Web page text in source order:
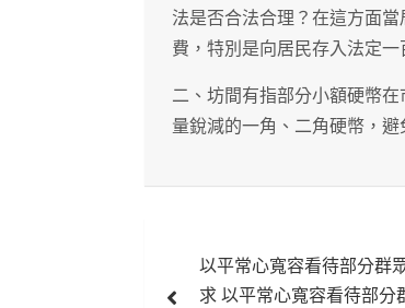
法是否合法合理？在這方面
費，特別是向居民存入法定
二、坊間有指部分小額硬幣
量銳減的一角、二角硬幣，
章
以平常心寬容看待部分群
求 以平常心寬容看待部分